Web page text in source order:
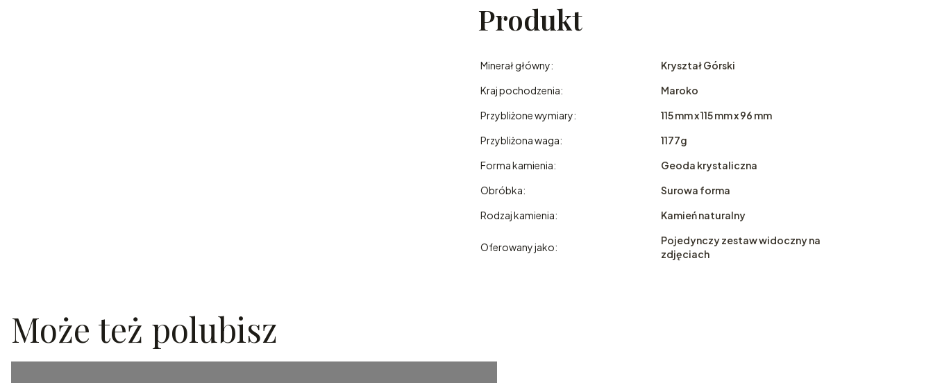
Produkt
Minerał główny:
Kryształ Górski
Kraj pochodzenia:
Maroko
Przybliżone wymiary:
115 mm x 115 mm x 96 mm
Przybliżona waga:
1177g
Forma kamienia:
Geoda krystaliczna
Obróbka:
Surowa forma
Rodzaj kamienia:
Kamień naturalny
Oferowany jako:
Pojedynczy zestaw widoczny na
zdjęciach
Może też polubisz